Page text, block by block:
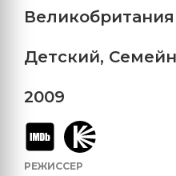
Великобритания
Детский,
2009
РЕЖИССЕР